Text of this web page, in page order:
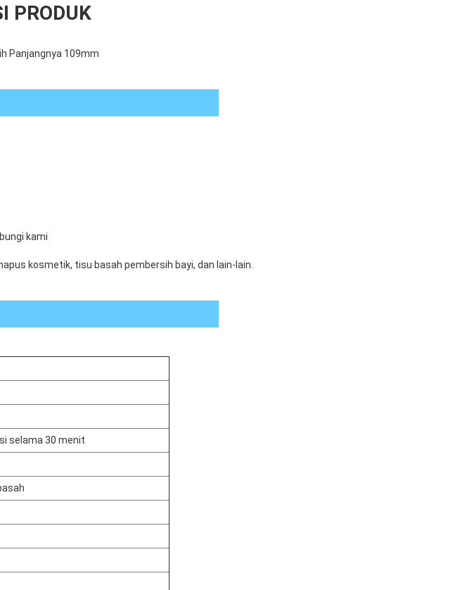
PRODUK
Panjangnya 109mm
kami
kosmetik, tisu basah pembersih bayi, dan lain-lain.
selama 30 menit